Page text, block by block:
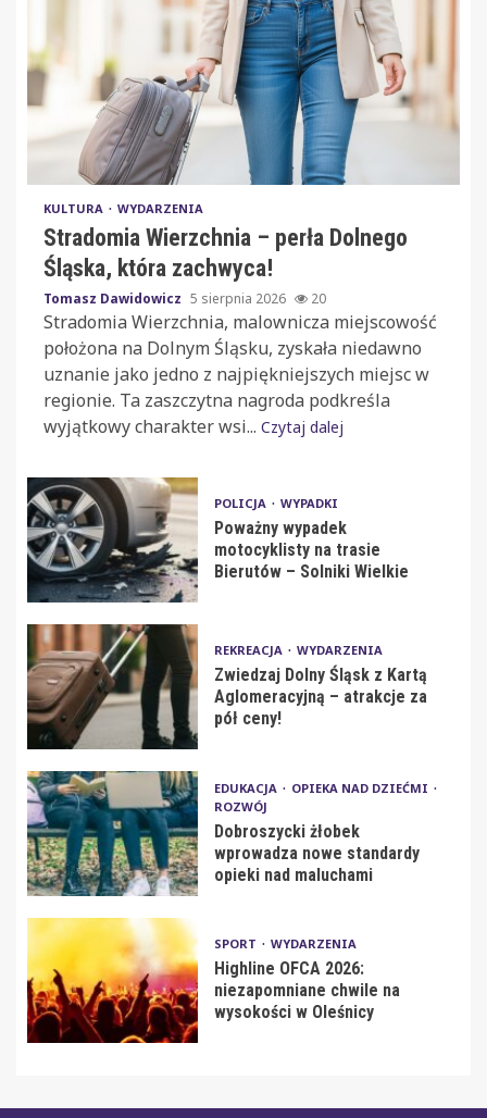
KULTURA WYDARZENIA
Stradomia Wierzchnia – perła Dolnego
Śląska, która zachwyca!
Tomasz Dawidowicz 5 sierpnia 2026 20
Stradomia Wierzchnia, malownicza miejscowość
położona na Dolnym Śląsku, zyskała niedawno
uznanie jako jedno z najpiękniejszych miejsc w
regionie. Ta zaszczytna nagroda podkreśla
wyjątkowy charakter wsi... Czytaj dalej
POLICJA WYPADKI
Poważny wypadek
motocyklisty na trasie
Bierutów – Solniki Wielkie
REKREACJA WYDARZENIA
Zwiedzaj Dolny Śląsk z Kartą
Aglomeracyjną – atrakcje za
pół ceny!
EDUKACJA
OPIEKA NAD DZIEĆMI
ROZWÓJ
Dobroszycki żłobek
wprowadza nowe standardy
opieki nad maluchami
SPORT WYDARZENIA
Highline OFCA 2026:
niezapomniane chwile na
wysokości w Oleśnicy